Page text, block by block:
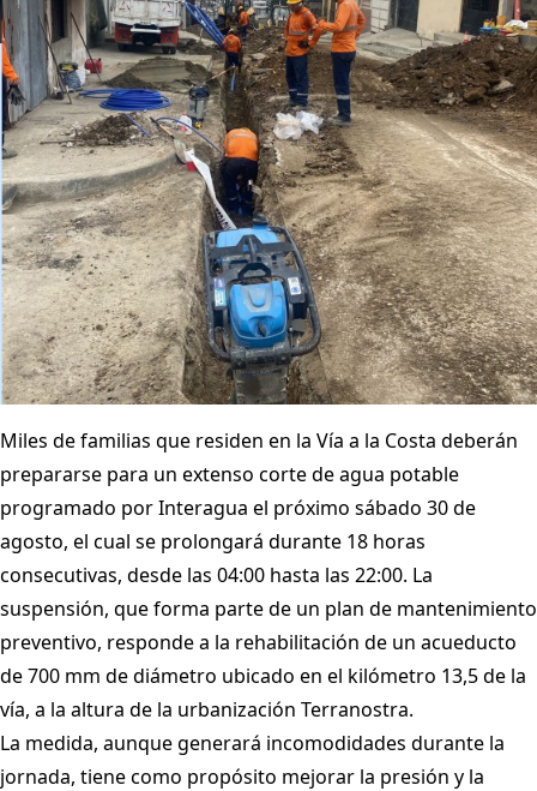
Miles de familias que residen en la Vía a la Costa deberán
prepararse para un extenso corte de agua potable
programado por Interagua el próximo sábado 30 de
agosto, el cual se prolongará durante 18 horas
consecutivas, desde las 04:00 hasta las 22:00. La
suspensión, que forma parte de un plan de mantenimiento
preventivo, responde a la rehabilitación de un acueducto
de 700 mm de diámetro ubicado en el kilómetro 13,5 de la
vía, a la altura de la urbanización Terranostra.
La medida, aunque generará incomodidades durante la
jornada, tiene como propósito mejorar la presión y la